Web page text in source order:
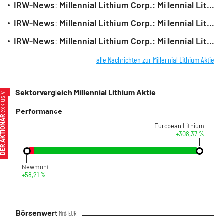
IRW-News: Millennial Lithium Corp.: Millennial Lithium Corp. Unternehmensupdate für Pilotanlage Produktionsbetrieb auf Pastos Grandes-Projekt, Salta, Argentinien
IRW-News: Millennial Lithium Corp.: Millennial Lithium Corporation kündigt Inbetriebnahme der Lithiumcarbonat-Pilotanlage auf ihrem Pastos Grandes Projekt in Argentinien an
IRW-News: Millennial Lithium Corp.: Millennial Lithium mit Update zu den Aktivitäten auf ihrem Pastos Grandes Projekts in Salta, Argentinien
alle Nachrichten zur Millennial Lithium Aktie
Sektorvergleich Millennial Lithium Aktie
Performance
Newmont
+58,21 %
European Lithium
+308,37 %
Börsenwert Mrd. EUR